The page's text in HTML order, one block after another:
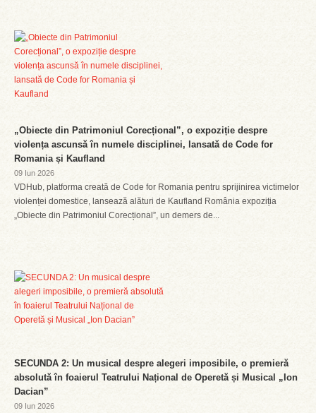
„Obiecte din Patrimoniul Corecțional”, o expoziție despre
violența ascunsă în numele disciplinei, lansată de Code for
Romania și Kaufland
09 Iun 2026
VDHub, platforma creată de Code for Romania pentru sprijinirea victimelor
violenței domestice, lansează alături de Kaufland România expoziția
„Obiecte din Patrimoniul Corecțional”, un demers de...
SECUNDA 2: Un musical despre alegeri imposibile, o premieră
absolută în foaierul Teatrului Național de Operetă și Musical „Ion
Dacian”
09 Iun 2026